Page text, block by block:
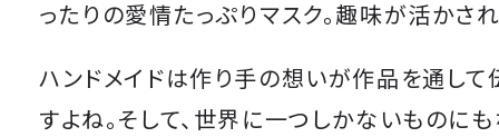
ったりの愛情たっぷりマスク。趣味が活かさ
ハンドメイドは作り手の想いが作品を通して
すよね。そして、世界に一つしかないものにも